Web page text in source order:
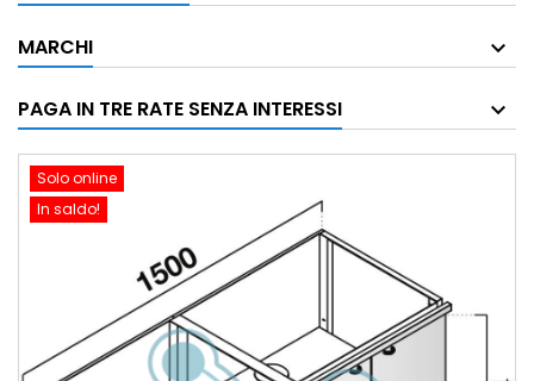
MARCHI
PAGA IN TRE RATE SENZA INTERESSI
Solo online
In saldo!